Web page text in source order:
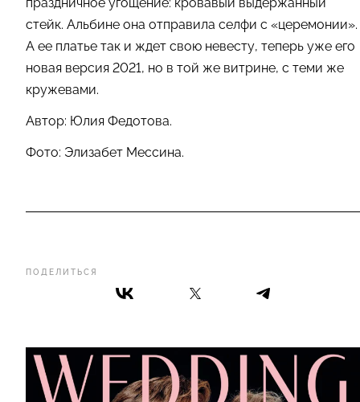
ПОДЕЛИТЬСЯ
стейк. Альбине она отправила селфи с «церемонии».
А ее платье так и ждет свою невесту, теперь уже его
новая версия 2021, но в той же витрине, с теми же
кружевами.
Автор: Юлия Федотова.
Фото: Элизабет Мессина.